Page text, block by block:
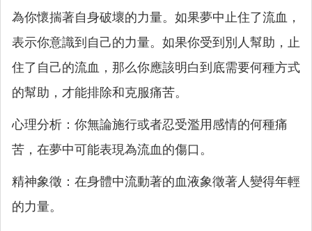
為你懷揣著自身破壞的力量。如果夢中止住了流血，
表示你意識到自己的力量。如果你受到別人幫助，止
住了自己的流血，那么你應該明白到底需要何種方式
的幫助，才能排除和克服痛苦。
心理分析：你無論施行或者忍受濫用感情的何種痛
苦，在夢中可能表現為流血的傷口。
精神象徵：在身體中流動著的血液象徵著人變得年輕
的力量。